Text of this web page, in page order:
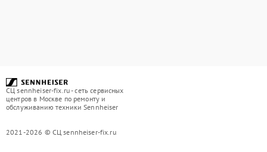
СЦ sennheiser-fix.ru - сеть сервисных
центров в Москве по ремонту и
обслуживанию техники Sennheiser
2021-2026 © СЦ sennheiser-fix.ru